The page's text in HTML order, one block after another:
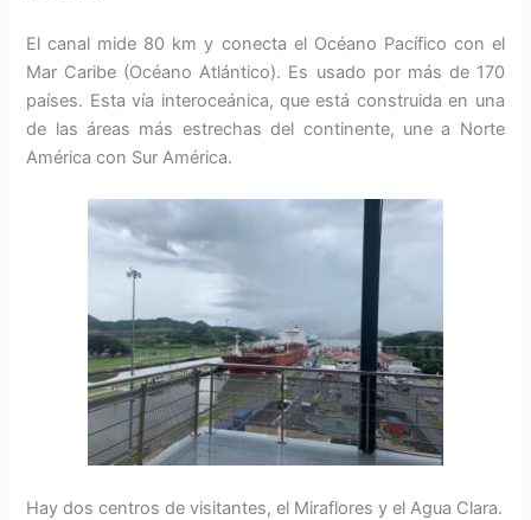
El canal mide 80 km y conecta el Océano Pacífico con el
Mar Caribe (Océano Atlántico). Es usado por más de 170
países. Esta vía interoceánica, que está construida en una
de las áreas más estrechas del continente, une a Norte
América con Sur América.
Hay dos centros de visitantes, el Miraflores y el Agua Clara.